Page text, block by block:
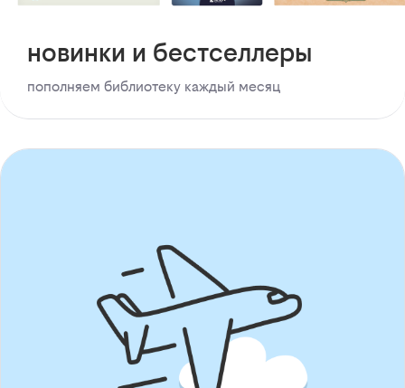
новинки и бестселлеры
пополняем библиотеку каждый месяц